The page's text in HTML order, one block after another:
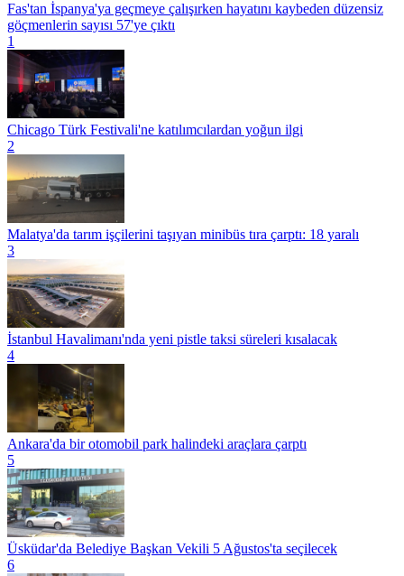
Fas'tan İspanya'ya geçmeye çalışırken hayatını kaybeden düzensiz
göçmenlerin sayısı 57'ye çıktı
1
Chicago Türk Festivali'ne katılımcılardan yoğun ilgi
2
Malatya'da tarım işçilerini taşıyan minibüs tıra çarptı: 18 yaralı
3
İstanbul Havalimanı'nda yeni pistle taksi süreleri kısalacak
4
Ankara'da bir otomobil park halindeki araçlara çarptı
5
Üsküdar'da Belediye Başkan Vekili 5 Ağustos'ta seçilecek
6